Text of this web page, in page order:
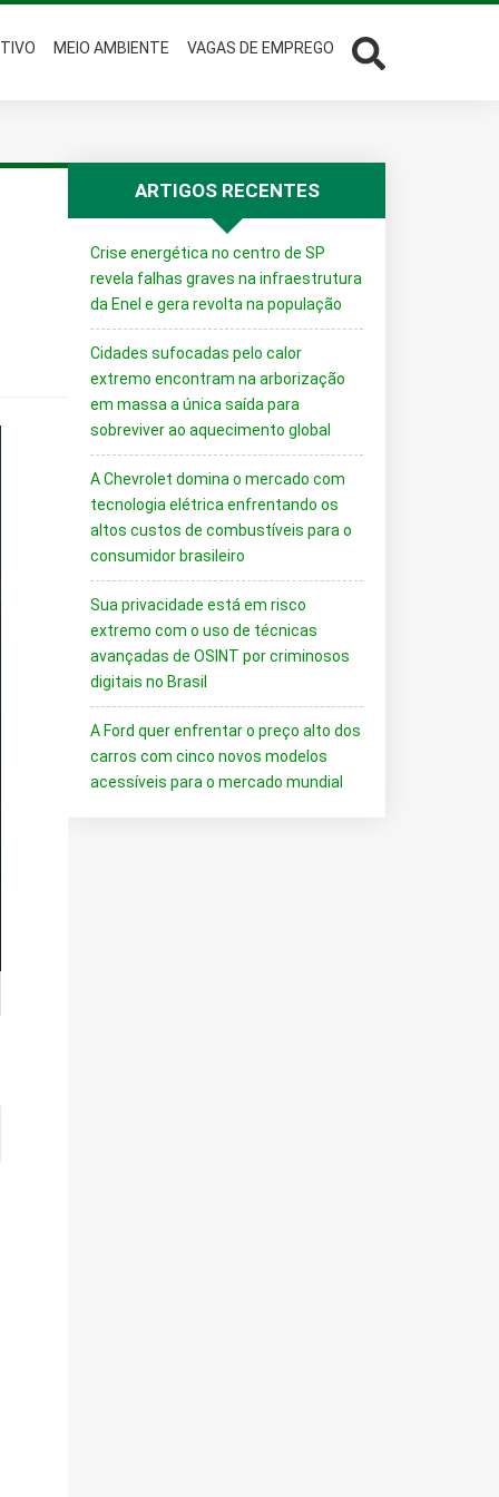
MEIO AMBIENTE VAGAS DE EMPREGO
ARTIGOS RECENTES
Crise energética no centro de SP
revela falhas graves na infraestrutura
da Enel e gera revolta na população
Cidades sufocadas pelo calor
extremo encontram na arborização
em massa a única saída para
sobreviver ao aquecimento global
A Chevrolet domina o mercado com
tecnologia elétrica enfrentando os
altos custos de combustíveis para o
consumidor brasileiro
Sua privacidade está em risco
extremo com o uso de técnicas
avançadas de OSINT por criminosos
digitais no Brasil
A Ford quer enfrentar o preço alto dos
carros com cinco novos modelos
acessíveis para o mercado mundial